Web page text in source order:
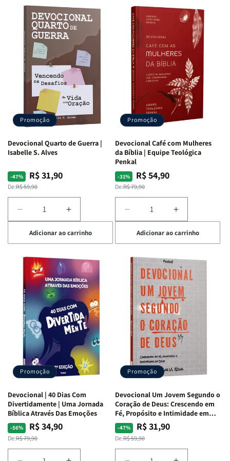
Promoção
Devocional Quarto de Guerra |
Isabelle S. Alves
-47%
Preço
normal
De:R$ 59,90
Preço
promocional
R$ 31,90
Diminuir
a
quantidade
de
Devocional
Quarto
de
Guerra
Isabelle
S.
Alves
Aumentar
a
quantidade
de
Devocional
Quarto
de
Guerra
|
Isabelle
S.
Alves
Adicionar ao carrinho
Promoção
Devocional Café com Mulheres
da Bíblia | Equipe Teológica
Penkal
-31%
Preço
normal
De:R$ 79,90
Preço
promocional
R$ 54,90
Diminuir
a
quantidade
de
Devocional
Café
com
Mulheres
da
Bíblia
Equipe
Teológica
Penkal
Aumentar
a
quantidade
de
Devocional
Café
com
Mulheres
da
Bíblia
|
Equipe
Teológica
Penkal
Adicionar ao carrinho
Promoção
Devocional | 40 Dias Com
Divertidamente | Uma Jornada
Bíblica Através Das Emoções
-56%
Preço
normal
De:R$ 79,90
Preço
promocional
R$ 34,90
Promoção
Devocional Um Jovem Segundo o
Coração de Deus: Crescendo em
Fé, Propósito e Intimidade em
Deus
-47%
Preço
normal
De:R$ 59,90
Preço
promocional
R$ 31,90